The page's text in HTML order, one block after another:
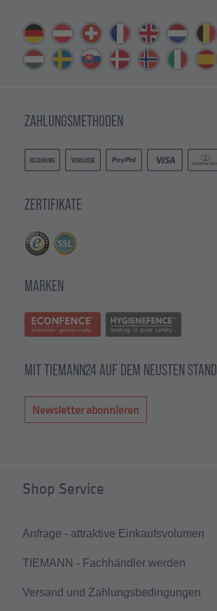
ZAHLUNGSMETHODEN
ZERTIFIKATE
MARKEN
MIT TIEMANN24 AUF DEM NEUSTEN STAND
Newsletter abonnieren
Shop Service
Anfrage - attraktive Einkaufsvolumen
TIEMANN - Fachhändler werden
Versand und Zahlungsbedingungen